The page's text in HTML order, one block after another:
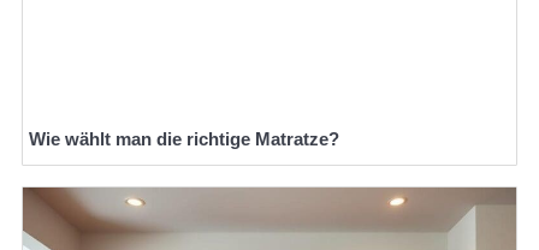
Wie wählt man die richtige Matratze?